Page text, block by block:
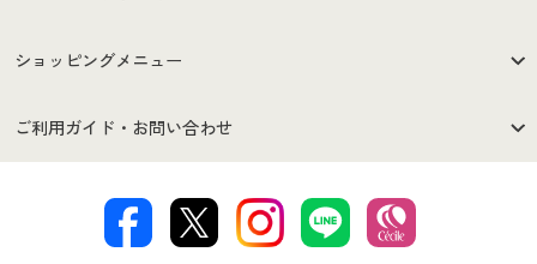
はじめての方へ
セシールご利用規約
著作権・商標について 会社案内
ショッピングメニュー
商品カテゴリ
ご利用ガイド・お問い合わせ
交換・返品は お支払は